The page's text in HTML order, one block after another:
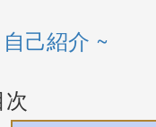
己紹介 ~
次